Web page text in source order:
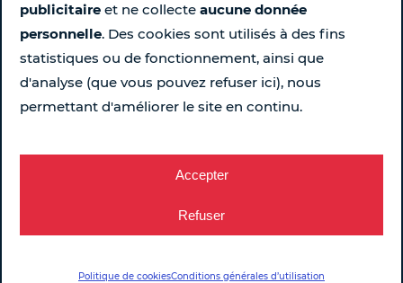
publicitaire et ne collecte aucune donnée
personnelle. Des cookies sont utilisés à des fins
statistiques ou de fonctionnement, ainsi que
d'analyse (que vous pouvez refuser ici), nous
permettant d'améliorer le site en continu.
Accepter
Refuser
Politique de cookiesConditions générales d’utilisation
Suivez-nous
Page Instagram de l'Académie du Climat - Nouvelle
Page LinkedIn de l'Académie du Climat - Nouvelle
Page Facebook de l'Académie du Climat -
Chaîne YouTube de l'Académie du
Pour ne rien rater chaque semaine...